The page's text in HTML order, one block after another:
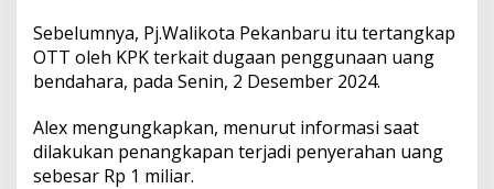
F
i
k
f
Sebelumnya, Pj.Walikota Pekanbaru itu tertangkap
OTT oleh KPK terkait dugaan penggunaan uang
bendahara, pada Senin, 2 Desember 2024.
Alex mengungkapkan, menurut informasi saat
dilakukan penangkapan terjadi penyerahan uang
sebesar Rp 1 miliar.